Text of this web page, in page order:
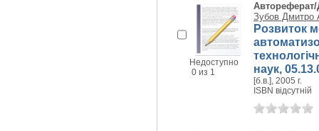
Недоступно
0 из 1
Автореферат/
Зубов Дмитро
Розвиток
наук,
[б.в.], 2005 г.
ISBN відсутній